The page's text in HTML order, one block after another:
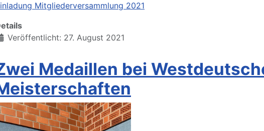
Mitgliederversammlung 2021
Veröffentlicht: 27. August 2021
Medaillen bei